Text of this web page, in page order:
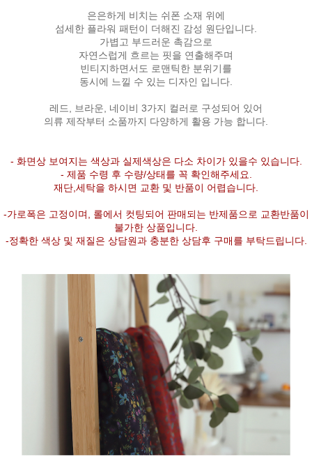
은은하게 비치는 쉬폰 소재 위에
섬세한 플라워 패턴이 더해진 감성 원단입니다.
가볍고 부드러운 촉감으로
자연스럽게 흐르는 핏을 연출해주며
빈티지하면서도 로맨틱한 분위기를
동시에 느낄 수 있는 디자인 입니다.
레드, 브라운, 네이비 3가지 컬러로 구성되어 있어
의류 제작부터 소품까지 다양하게 활용 가능 합니다.
- 화면상 보여지는 색상과 실제색상은 다소 차이가 있을수 있습니다.
- 제품 수령 후 수량/상태를 꼭 확인해주세요.
재단,세탁을 하시면 교환 및 반품이 어렵습니다.
-가로폭은 고정이며, 롤에서 컷팅되어 판매되는 반제품으로 교환반품이
불가한 상품입니다.
-정확한 색상 및 재질은 상담원과 충분한 상담후 구매를 부탁드립니다.